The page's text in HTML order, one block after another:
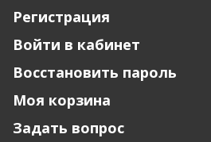
Регистрация
Войти в кабинет
Восстановить пароль
Моя корзина
Задать вопрос